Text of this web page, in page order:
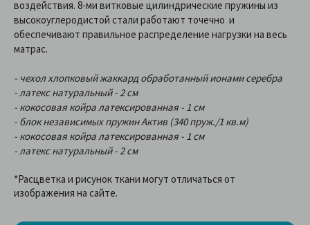
воздействия. 8-ми витковые цилиндрические пружины из
высокоуглеродистой стали работают точечно и
обеспечивают правильное распределение нагрузки на весь
матрас.
- чехол хлопковый жаккард обработанный ионами серебра
- латекс натуральный - 2 см
- кокосовая койра латексированная - 1 см
- блок независимых пружин Актив (340 пруж./1 кв.м)
- кокосовая койра латексированная - 1 см
- латекс натуральный - 2 см
*Расцветка и рисунок ткани могут отличаться от
изображения на сайте.